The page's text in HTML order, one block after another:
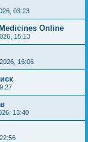
03:23
Online
15:13
16:06
13:40